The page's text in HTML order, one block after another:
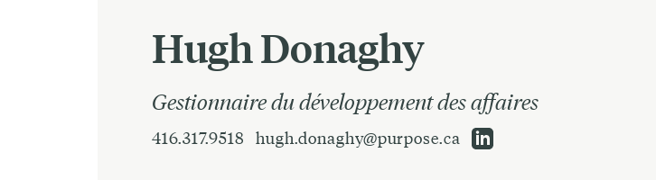
Hugh Donaghy
Gestionnaire du développement des affaires
416.317.9518 hugh.donaghy@purpose.ca